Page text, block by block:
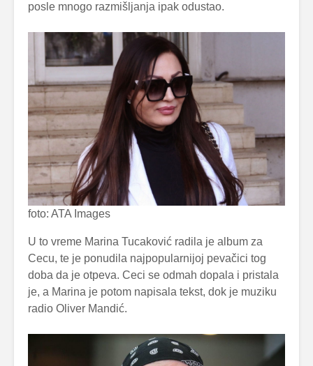
posle mnogo razmišljanja ipak odustao.
foto: ATA Images
U to vreme Marina Tucaković radila je album za
Cecu, te je ponudila najpopularnijoj pevačici tog
doba da je otpeva. Ceci se odmah dopala i pristala
je, a Marina je potom napisala tekst, dok je muziku
radio Oliver Mandić.